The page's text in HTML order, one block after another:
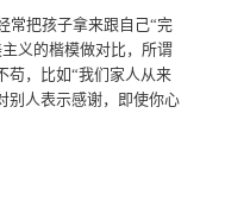
常把孩子拿来跟自己“完
义的楷模做对比，所谓
苟，比如“我们家人从来
别人表示感谢，即使你心